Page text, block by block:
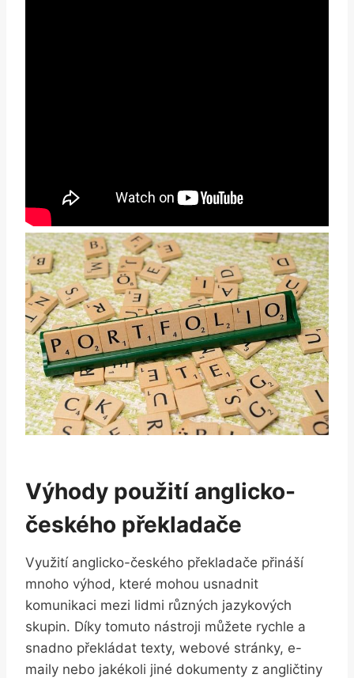
Výhody použití anglicko-
českého překladače
Využití anglicko-českého překladače přináší
mnoho výhod, které mohou usnadnit
komunikaci mezi lidmi různých jazykových
skupin. Díky tomuto nástroji můžete rychle a
snadno překládat texty, webové stránky, e-
maily nebo jakékoli jiné dokumenty z angličtiny